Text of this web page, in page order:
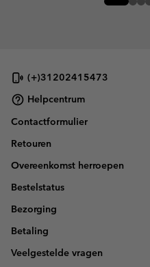
(+)31202415473
Helpcentrum
Contactformulier
Retouren
Overeenkomst herroepen
Bestelstatus
Bezorging
Betaling
Veelgestelde vragen